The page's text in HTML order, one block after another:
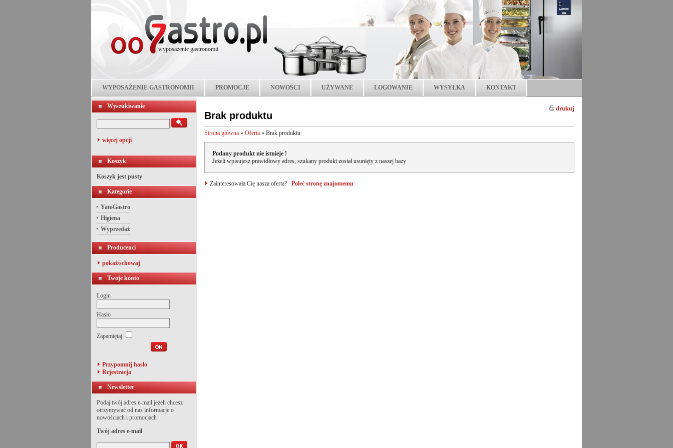
wyposażenie gastronomii
WYPOSAŻENIE GASTRONOMII PROMOCJE NOWOŚCI UŻYWANE LOGOWANIE WYSYŁKA KONTAKT
Wyszukiwanie
więcej opcji
Koszyk
Koszyk jest pusty
Kategorie
YatoGastro
Higiena
Wyprzedaż
Producenci
pokaż/schowaj
Twoje konto
Login
Hasło
Zapamiętaj
Przypomnij hasło
Rejestracja
Newsletter
Podaj twój adres e-mail jeżeli chcesz
otrzymywać od nas informacje o
nowościach i promocjach
Twój adres e-mail
drukuj
Brak produktu
Strona główna » Oferta » Brak produktu
Podany produkt nie istnieje !
Jeżeli wpisujesz prawidłowy adres, szukany produkt został usunięty z naszej bazy
Zainteresowała Cię nasza oferta? Poleć stronę znajomemu